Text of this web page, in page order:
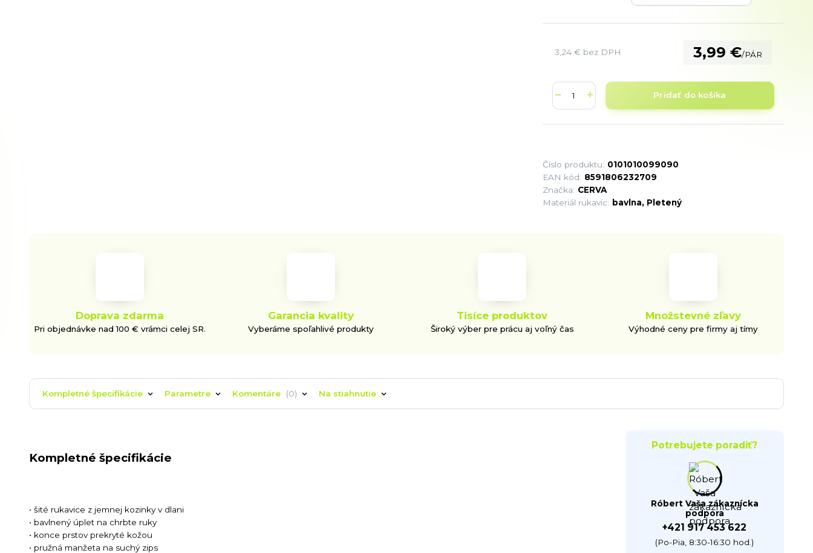
3,99 €/PÁR
3,24 € bez DPH
Pridať do košíka
Číslo produktu: 0101010099090
EAN kód: 8591806232709
Značka: CERVA
Materiál rukavíc: bavlna, Pletený
Doprava zdarma
Pri objednávke nad 100 € vrámci celej SR.
Garancia kvality
Vyberáme spoľahlivé produkty
Tisíce produktov
Široký výber pre prácu aj voľný čas
Množstevné zľavy
Výhodné ceny pre firmy aj tímy
Kompletné špecifikácie Parametre Komentáre 0 Na stiahnutie
Kompletné špecifikácie
• šité rukavice z jemnej kozinky v dlani
• bavlnený úplet na chrbte ruky
• konce prstov prekryté kožou
• pružná manžeta na suchý zips
Potrebujete poradiť?
Róbert Vaša zákaznícka
podpora
+421 917 453 622
(Po-Pia, 8:30-16:30 hod.)